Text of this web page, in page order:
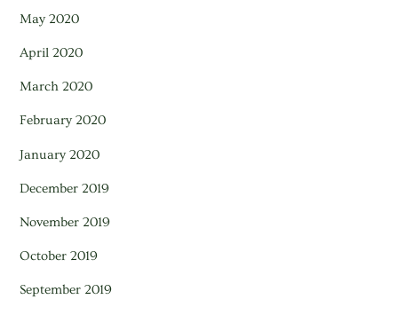
May 2020
April 2020
March 2020
February 2020
January 2020
December 2019
November 2019
October 2019
September 2019